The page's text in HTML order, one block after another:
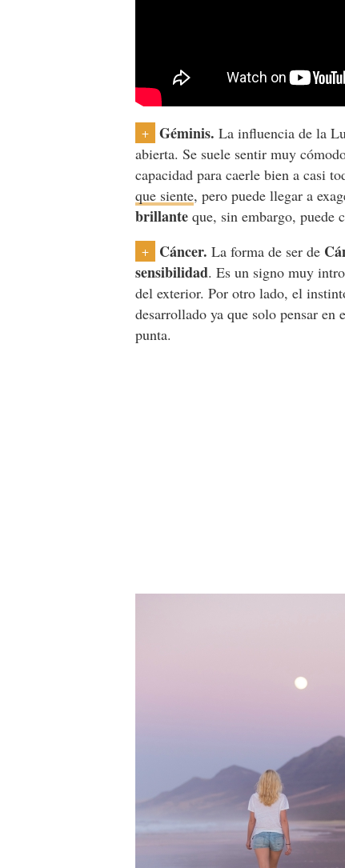
+ Géminis. La influencia de la
abierta. Se suele sentir muy
capacidad para caerle bien a casi
que siente, pero puede llegar a
brillante que, sin embargo, puede
+ Cáncer. La forma de ser de
sensibilidad. Es un signo muy
del exterior. Por otro lado, el
desarrollado ya que solo pensar en
punta.